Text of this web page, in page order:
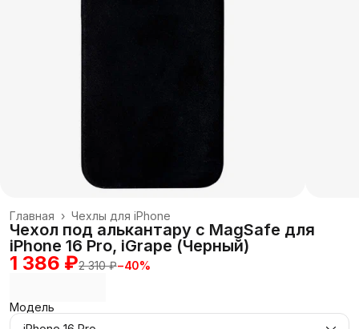
Чехлы для iPhone
Главная ›
Чехол под алькантару с MagSafe для
iPhone 16 Pro, iGrape (Черный)
1 386 ₽2 310 ₽−40%
Модель